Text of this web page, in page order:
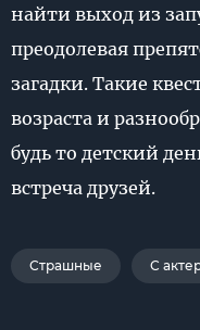
найти выход из
преодолевая
загадки. Такие
возраста и
будь то детский
встреча друзей.
Страшные С